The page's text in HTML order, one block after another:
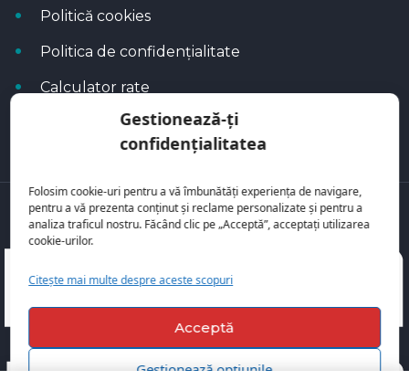
Gestionează-ți
confidențialitatea
Folosim cookie-uri pentru a vă îmbunătăți experiența de navigare,
pentru a vă prezenta conținut și reclame personalizate și pentru a
analiza traficul nostru. Făcând clic pe „Acceptă”, acceptați utilizarea
cookie-urilor.
Citește mai multe despre aceste scopuri
Acceptă
Gestionează opțiunile
Politică cookies
Politica de confidențialitate
Calculator rate
Blog Autoflux
Toate mașinile se regăsesc peAutoFlux